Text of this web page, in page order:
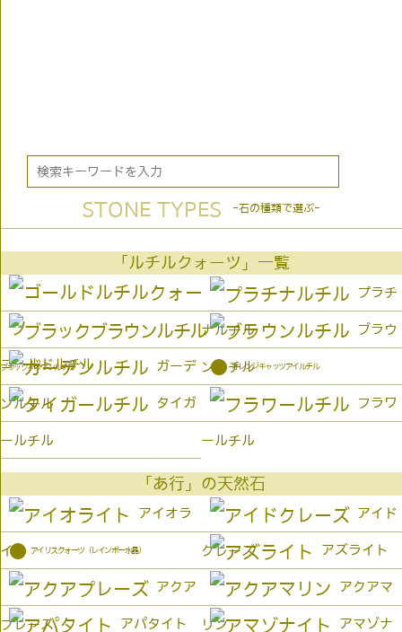
STONE TYPES -石の種類で選ぶ-
「ルチルクォーツ」一覧
ゴールドルチル
プラチ
ナルチル
ブラックブラウンルチル
ブラウ
ンルチル
ガーデ
ンルチル
● オレンジキャッツアイルチル
タイガ
ールチル
フラワ
ールチル
「あ行」の天然石
アイオラ
イト
アイド
クレーズ
● アイリスクォーツ（レインボー水晶） アズライト
アクア
プレーズ
アクアマ
リン
アパタイト アマゾナ